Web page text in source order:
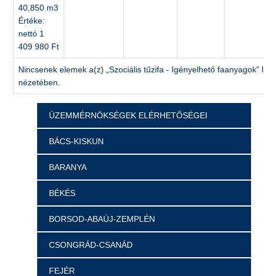
40,850 m3
Értéke:
nettó 1
409 980 Ft
Nincsenek elemek a(z) „Szociális tűzifa - Igényelhető faanyagok”
nézetében.
ÜZEMMÉRNÖKSÉGEK ELÉRHETŐSÉGEI
BÁCS-KISKUN
BARANYA
BÉKÉS
BORSOD-ABAÚJ-ZEMPLÉN
CSONGRÁD-CSANÁD
FEJÉR